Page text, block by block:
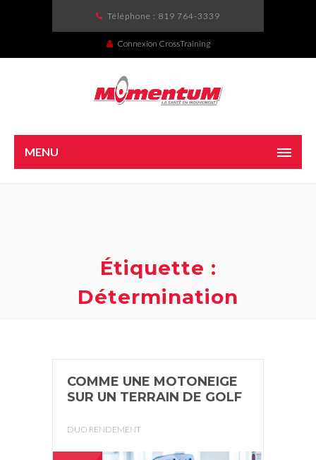
Téléphone : 819 764-3339
Connexion CrossTraining
MENU
Étiquette :
Détermination
COMME UNE MOTONEIGE
SUR UN TERRAIN DE GOLF
DUO RENDEMENT